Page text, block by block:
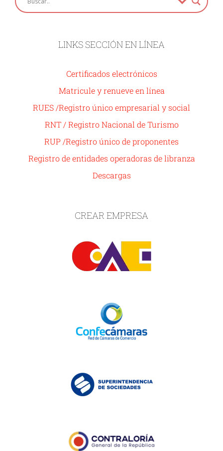
LINKS SECCIÓN EN LÍNEA
Certificados electrónicos
Matricule y renueve en línea
RUES /Registro único empresarial y social
RNT / Registro Nacional de Turismo
RUP /Registro único de proponentes
Registro de entidades operadoras de libranza
Descargas
CREAR EMPRESA